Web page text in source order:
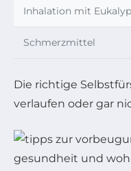
Inhalation mit
Schmerzmittel
Die richtige
verlaufen oder gar